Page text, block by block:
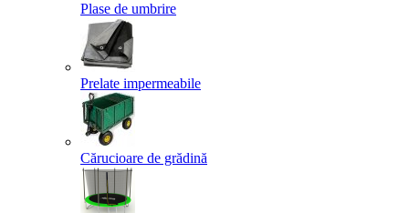
Plase de umbrire
Prelate impermeabile
Cărucioare de grădină